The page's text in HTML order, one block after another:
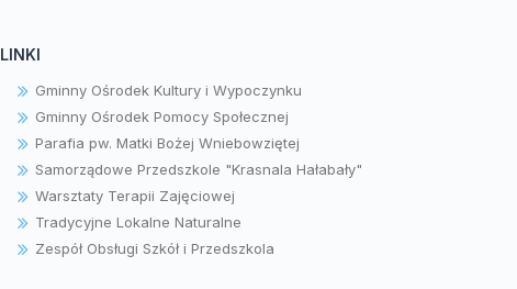
LINKI
Gminny Ośrodek Kultury i Wypoczynku
Gminny Ośrodek Pomocy Społecznej
Parafia pw. Matki Bożej Wniebowziętej
Samorządowe Przedszkole "Krasnala Hałabały"
Warsztaty Terapii Zajęciowej
Tradycyjne Lokalne Naturalne
Zespół Obsługi Szkół i Przedszkola